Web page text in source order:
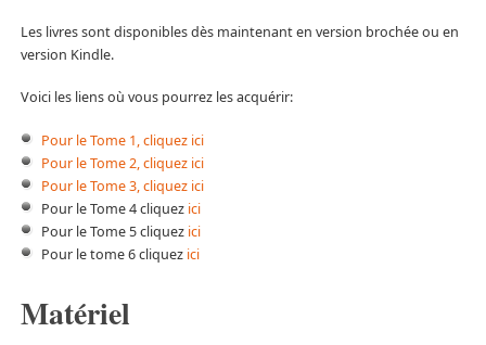
Les livres sont disponibles dès maintenant en version brochée ou en
version Kindle.
Voici les liens où vous pourrez les acquérir:
Pour le Tome 1, cliquez ici
Pour le Tome 2, cliquez ici
Pour le Tome 3, cliquez ici
Pour le Tome 4 cliquez ici
Pour le Tome 5 cliquez ici
Pour le tome 6 cliquez ici
Matériel